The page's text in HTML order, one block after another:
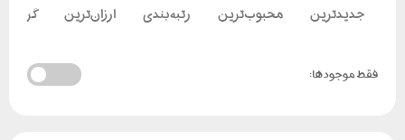
جدیدترین محبوب‌ترین رتبه بندی ارزان‌ترین
فقط موجود ها: